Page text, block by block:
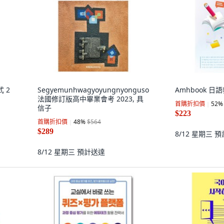
2
Segyemunhwagyoyungnyonguso
法國修訂版高中畢業會考 2023, 具
信子
首購折扣價 48%$564
$289
8/12 星期三 預計送達
Amhbook 日語
首購折扣價 52%
$223
8/12 星期三 預